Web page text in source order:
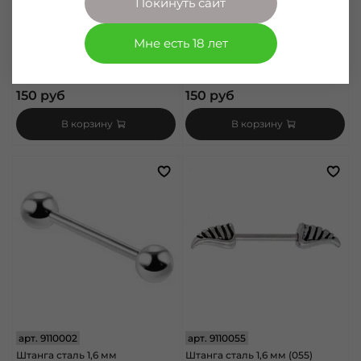
8 мм, 3 мм
12 мм, 3 мм
150 руб
В корзину
6 мм, 3 мм
8 мм, 3 мм
12 мм, 3 мм
150 руб
В корзину
арт. 9110002
Штанга сталь 1,6 мм
арт.9110055
Штанга сталь 1,6 мм (055)
Мне есть 18 лет